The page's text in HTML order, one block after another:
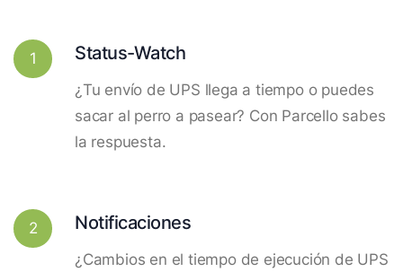
1 Status-Watch
¿Tu envío de UPS llega a tiempo o puedes
sacar al perro a pasear? Con Parcello sabes
la respuesta.
2 Notificaciones
¿Cambios en el tiempo de ejecución de UPS